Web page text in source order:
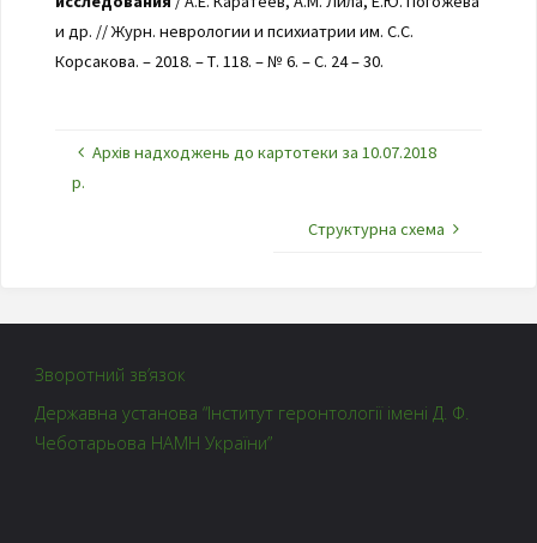
и др. // Журн. неврологии и психиатрии им. С.С.
Корсакова. – 2018. – Т. 118. – № 6. – С. 24 – 30.
Архів надходжень до картотеки за 10.07.2018
р.
Структурна схема
Зворотний зв’язок
Державна установа “Інститут геронтології імені Д. Ф.
Чеботарьова НАМН України”